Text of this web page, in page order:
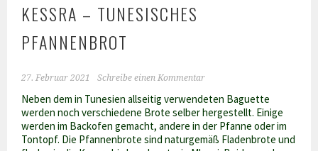
KESSRA – TUNESISCHES
PFANNENBROT
27. Februar 2021 Schreibe einen Kommentar
Neben dem in Tunesien allseitig verwendeten Baguette
werden noch verschiedene Brote selber hergestellt. Einige
werden im Backofen gemacht, andere in der Pfanne oder im
Tontopf. Die Pfannenbrote sind naturgemäß Fladenbrote und